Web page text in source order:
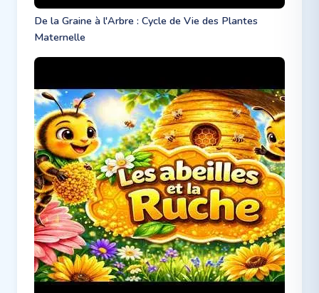
De la Graine à l'Arbre : Cycle de Vie des Plantes
Maternelle